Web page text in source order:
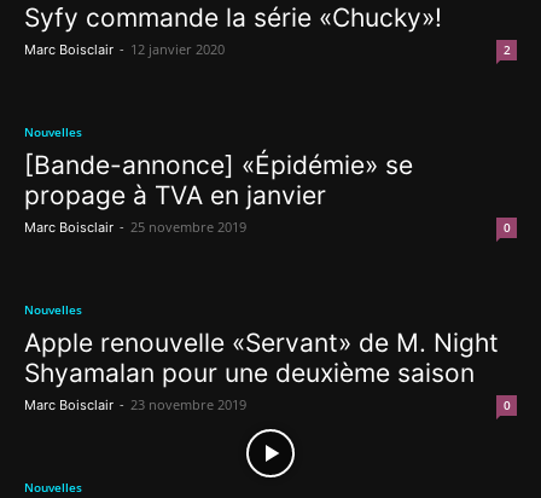
Syfy commande la série «Chucky»!
Marc Boisclair - 12 janvier 2020 2
Nouvelles
[Bande-annonce] «Épidémie» se
propage à TVA en janvier
Marc Boisclair - 25 novembre 2019 0
Nouvelles
Apple renouvelle «Servant» de M. Night
Shyamalan pour une deuxième saison
Marc Boisclair - 23 novembre 2019 0
Nouvelles